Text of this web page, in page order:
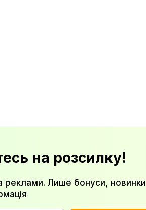
на розсилку!
реклами. Лише бонуси, новинки